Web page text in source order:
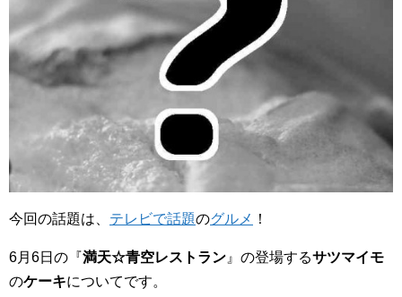
今回の話題は、 テレビで話題のグルメ ！
6月6日の『満天☆青空レストラン 』の登場するサツマイモ
のケーキについてです。